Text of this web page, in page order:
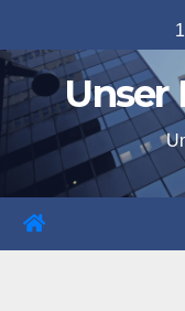
to
content Unser